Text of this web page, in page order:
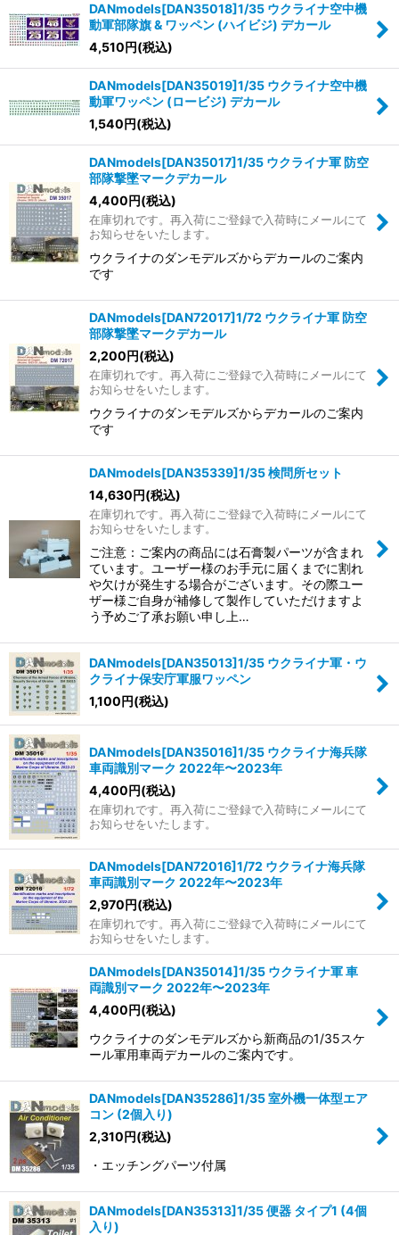
DANmodels[DAN35018]1/35 ウクライナ空中機
動軍部隊旗 & ワッペン (ハイビジ) デカール
4,510円(税込)
DANmodels[DAN35019]1/35 ウクライナ空中機
動軍ワッペン (ロービジ) デカール
1,540円(税込)
DANmodels[DAN35017]1/35 ウクライナ軍 防空
部隊撃墜マークデカール
4,400円(税込)
在庫切れです。再入荷にご登録で入荷時にメールにて
お知らせをいたします。
ウクライナのダンモデルズからデカールのご案内
です
DANmodels[DAN72017]1/72 ウクライナ軍 防空
部隊撃墜マークデカール
2,200円(税込)
在庫切れです。再入荷にご登録で入荷時にメールにて
お知らせをいたします。
ウクライナのダンモデルズからデカールのご案内
です
DANmodels[DAN35339]1/35 検問所セット
14,630円(税込)
在庫切れです。再入荷にご登録で入荷時にメールにて
お知らせをいたします。
ご注意：ご案内の商品には石膏製パーツが含まれ
ています。ユーザー様のお手元に届くまでに割れ
や欠けが発生する場合がございます。その際ユー
ザー様ご自身が補修して製作していただけますよ
う予めご了承お願い申し上…
DANmodels[DAN35013]1/35 ウクライナ軍・ウ
クライナ保安庁軍服ワッペン
1,100円(税込)
DANmodels[DAN35016]1/35 ウクライナ海兵隊
車両識別マーク 2022年〜2023年
4,400円(税込)
在庫切れです。再入荷にご登録で入荷時にメールにて
お知らせをいたします。
DANmodels[DAN72016]1/72 ウクライナ海兵隊
車両識別マーク 2022年〜2023年
2,970円(税込)
在庫切れです。再入荷にご登録で入荷時にメールにて
お知らせをいたします。
DANmodels[DAN35014]1/35 ウクライナ軍 車
両識別マーク 2022年〜2023年
4,400円(税込)
ウクライナのダンモデルズから新商品の1/35スケ
ール軍用車両デカールのご案内です。
DANmodels[DAN35286]1/35 室外機一体型エア
コン (2個入り)
2,310円(税込)
・エッチングパーツ付属
DANmodels[DAN35313]1/35 便器 タイプ1 (4個
入り)